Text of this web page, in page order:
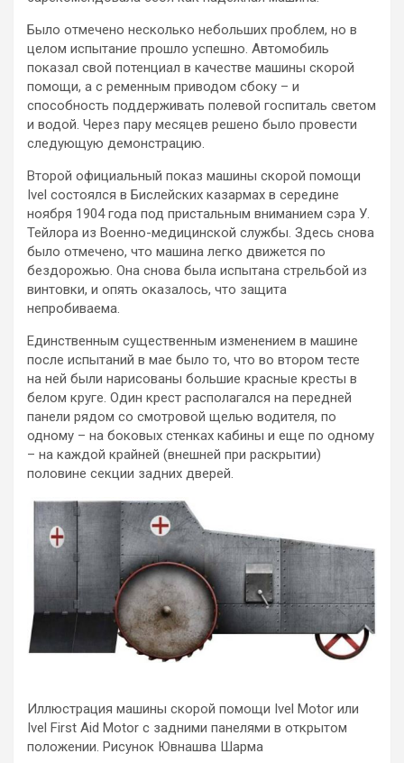
Было отмечено несколько небольших проблем, но в
целом испытание прошло успешно. Автомобиль
показал свой потенциал в качестве машины скорой
помощи, а с ременным приводом сбоку – и
способность поддерживать полевой госпиталь светом
и водой. Через пару месяцев решено было провести
следующую демонстрацию.
Второй официальный показ машины скорой помощи
Ivel состоялся в Бислейских казармах в середине
ноября 1904 года под пристальным вниманием сэра У.
Тейлора из Военно-медицинской службы. Здесь снова
было отмечено, что машина легко движется по
бездорожью. Она снова была испытана стрельбой из
винтовки, и опять оказалось, что защита
непробиваема.
Единственным существенным изменением в машине
после испытаний в мае было то, что во втором тесте
на ней были нарисованы большие красные кресты в
белом круге. Один крест располагался на передней
панели рядом со смотровой щелью водителя, по
одному – на боковых стенках кабины и еще по одному
– на каждой крайней (внешней при раскрытии)
половине секции задних дверей.
Иллюстрация машины скорой помощи Ivel Motor или
Ivel First Aid Motor с задними панелями в открытом
положении. Рисунок Ювнашва Шарма